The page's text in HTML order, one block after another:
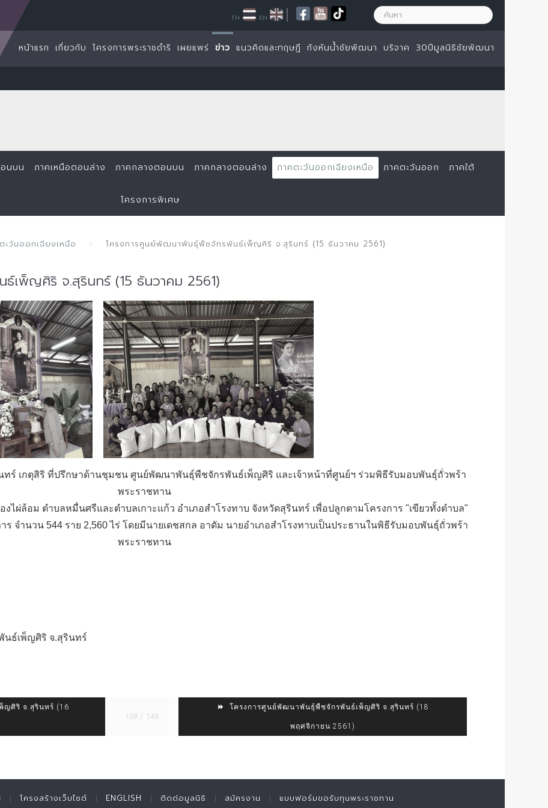
หน้าแรก เกี่ยวกับ โครงการพระราชดำริ เผยแพร่ ข่าว แนวคิดและทฤษฏี กังหันน้ำชัยพัฒนา บริจาค 30ปีมูลนิธิชัยพัฒนา
TH EN |
นบน ภาคเหนือตอนล่าง ภาคกลางตอนบน ภาคกลางตอนล่าง ภาคตะวันออกเฉียงเหนือ ภาคตะวันออก ภาคใต้
โครงการพิเศษ
ะวันออกเฉียงเหนือ โครงการศูนย์พัฒนาพันธุ์พืชจักรพันธ์เพ็ญศิริ จ.สุรินทร์ (15 ธันวาคม 2561)
เพ็ญศิริ จ.สุรินทร์ (15 ธันวาคม 2561)
ทร์ เกตุสิริ ที่ปรึกษาด้านชุมชน ศูนย์พัฒนาพันธุ์พืชจักรพันธ์เพ็ญศิริ และเจ้าหน้าที่ศูนย์ฯ ร่วมพิธีรับมอบพันธุ์ถั่วพร้า
พระราชทาน
ไผ่ล้อม ตำบลหมื่นศรีและตำบลเกาะแก้ว อำเภอสำโรงทาบ จังหวัดสุรินทร์ เพื่อปลูกตามโครงการ "เขียวทั้งตำบล"
จำนวน 544 ราย 2,560 ไร่ โดยมีนายเดชสกล อาดัม นายอำเภอสำโรงทาบเป็นประธานในพิธีรับมอบพันธุ์ถั่วพร้า
พระราชทาน
นธ์เพ็ญศิริ จ.สุรินทร์
ญศิริ จ.สุรินทร์ (16
108 / 149
โครงการศูนย์พัฒนาพันธุ์พืชจักรพันธ์เพ็ญศิริ จ.สุรินทร์ (18
พฤศจิกายน 2561)
โครงสร้างเว็บไซต์ ENGLISH ติดต่อมูลนิธิ สมัครงาน แบบฟอร์มขอรับทุนพระราชทาน